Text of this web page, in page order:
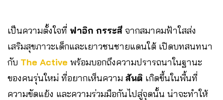
เป็นความตั้งใจที่ ฟาอิก กรระสี จากสมาคมฟ้าใสส่ง
เสริมสุขภาวะเด็กและเยาวชนชายแดนใต้ เปิดบทสนทนา
กับ The Active พร้อมบอกถึงความปรารถนาในฐานะ
ของคนรุ่นใหม่ ที่อยากเห็นความ สันติ เกิดขึ้นในพื้นที่
ความขัดแย้ง และความร่วมมือกันไปสู่จุดนั้น น่าจะทำให้